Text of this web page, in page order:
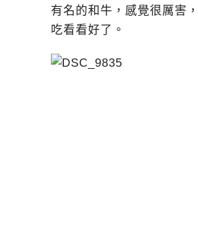
有名的和牛，感覺很厲害
吃看看好了。